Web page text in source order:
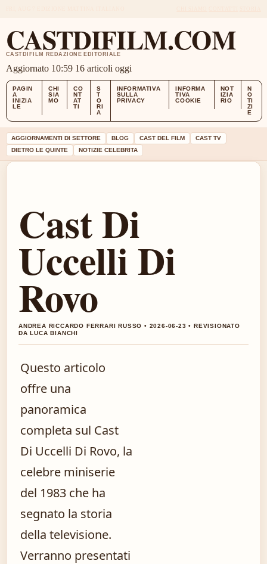
CASTDIFILM.COM
CASTDIFILM REDAZIONE EDITORIALE
Aggiornato 10:59 16 articoli oggi
PAGIN
A
INIZIA
LE
CHI
SIA
MO
CO
NT
AT
TI
S
T
O
RI
A
INFORMATIVA
SULLA
PRIVACY
INFORMA
TIVA
COOKIE
NOT
IZIA
RIO
N
O
TI
ZI
E
AGGIORNAMENTI DI SETTORE BLOG CAST DEL FILM
CAST TV
DIETRO LE QUINTE
NOTIZIE CELEBRITA
Cast Di
Uccelli Di
Rovo
ANDREA RICCARDO FERRARI RUSSO • 2026-06-23 • REVISIONATO
DA LUCA BIANCHI
Questo articolo
offre una
panoramica
completa sul Cast
Di Uccelli Di Rovo, la
celebre miniserie
del 1983 che ha
segnato la storia
della televisione.
Verranno presentati